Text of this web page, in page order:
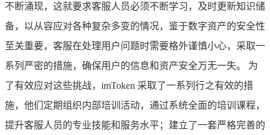
不断涌现，这就要求客服人员必须不断学习，及时更新知识储
备，以从容应对各种复杂多变的情况，鉴于数字资产的安全性
至关重要，客服在处理用户问题时需要格外谨慎小心，采取一
系列严密的措施，确保用户的信息和资产安全万无一失。 为
了有效应对这些挑战，imToken 采取了一系列行之有效的措
施，他们定期组织内部培训活动，通过系统全面的培训课程，
提升客服人员的专业技能和服务水平；建立了一套严格完善的